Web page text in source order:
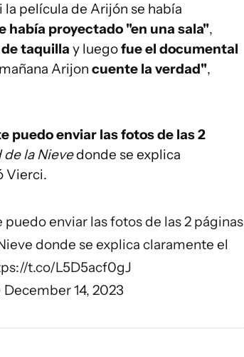
película de Arijón se había
había proyectado "en una sala",
taquilla y luegofue el documental
Arijon cuente la verdad",
puedo enviar las fotos de las 2
de la Nievedonde se explica
Vierci.
enviar las fotos de las 2 páginas
donde se explica claramente el
t.co/L5D5acf0gJ
December 14, 2023